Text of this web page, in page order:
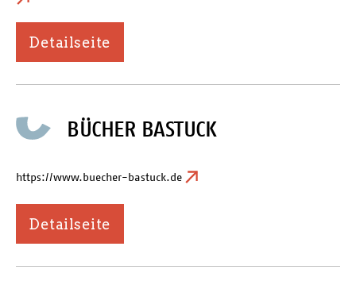
Detailseite
BÜCHER BASTUCK
https://www.buecher-bastuck.de
Detailseite